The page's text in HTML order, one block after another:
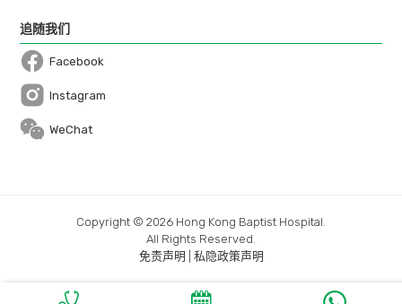
追随我们
Facebook
Instagram
WeChat
Copyright © 2026 Hong Kong Baptist Hospital.
All Rights Reserved.
免责声明
私隐政策声明